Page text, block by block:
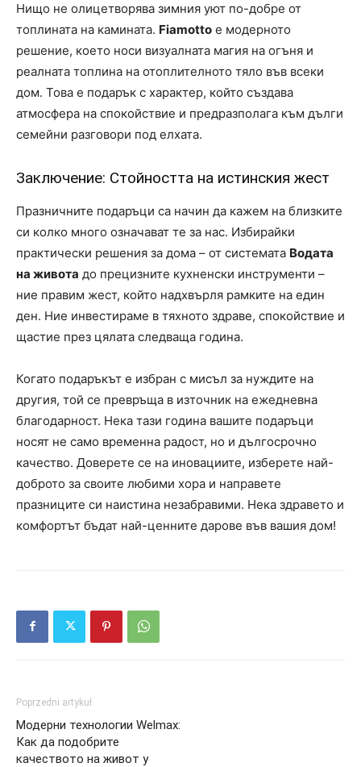
Нищо не олицетворява зимния уют по-добре от
топлината на камината. Fiamotto е модерното
решение, което носи визуалната магия на огъня и
реалната топлина на отоплителното тяло във всеки
дом. Това е подарък с характер, който създава
атмосфера на спокойствие и предразполага към дълги
семейни разговори под елхата.
Заключение: Стойността на истинския жест
Празничните подаръци са начин да кажем на близките
си колко много означават те за нас. Избирайки
практически решения за дома – от системата Водата
на живота до прецизните кухненски инструменти –
ние правим жест, който надхвърля рамките на един
ден. Ние инвестираме в тяхното здраве, спокойствие и
щастие през цялата следваща година.
Когато подаръкът е избран с мисъл за нуждите на
другия, той се превръща в източник на ежедневна
благодарност. Нека тази година вашите подаръци
носят не само временна радост, но и дългосрочно
качество. Доверете се на иновациите, изберете най-
доброто за своите любими хора и направете
празниците си наистина незабравими. Нека здравето и
комфортът бъдат най-ценните дарове във вашия дом!
Poprzedni artykuł
Модерни технологии Welmax:
Как да подобрите
качеството на живот у